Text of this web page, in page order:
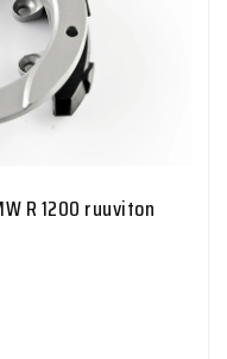
R 1200 ruuviton